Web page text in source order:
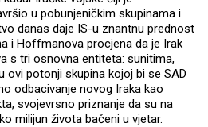
u pobunjeničkim skupinama i
danas daje IS-u znantnu prednost
i Hoffmanova procjena da je Irak
s tri osnovna entiteta: sunitima,
ovi potonji skupina kojoj bi se SAD
odbacivanje novog Iraka kao
svojevrsno priznanje da su na
milijun života bačeni u vjetar.